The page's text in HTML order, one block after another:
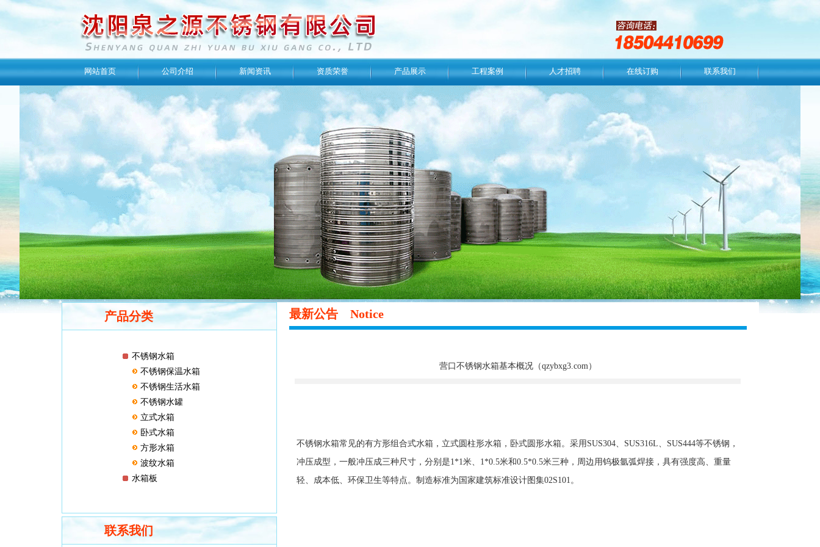
网站首页 公司介绍 新闻资讯 资质荣誉 产品展示 工程案例 人才招聘 在线订购 联系我们
产品分类
不锈钢水箱
不锈钢保温水箱
不锈钢生活水箱
不锈钢水罐
立式水箱
卧式水箱
方形水箱
波纹水箱
水箱板
联系我们
最新公告 Notice
营口不锈钢水箱基本概况（qzybxg3.com）
不锈钢水箱常见的有方形组合式水箱，立式圆柱形水箱，卧式圆形水箱。采用SUS304、SUS316L、SUS444等不锈钢，
冲压成型，一般冲压成三种尺寸，分别是1*1米、1*0.5米和0.5*0.5米三种，周边用钨极氩弧焊接，具有强度高、重量
轻、成本低、环保卫生等特点。制造标准为国家建筑标准设计图集02S101。